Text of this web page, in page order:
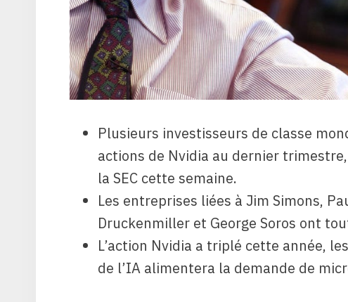
Plusieurs investisseurs de classe
actions de Nvidia au dernier
la SEC cette semaine.
Les entreprises liées à Jim Simons,
Druckenmiller et George Soros ont
L’action Nvidia a triplé cette année,
de l’IA alimentera la demande de